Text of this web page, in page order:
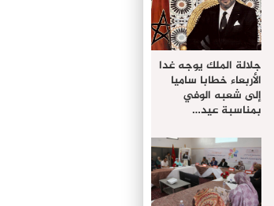
جلالة الملك يوجه غدا
الأربعاء خطابا ساميا
إلى شعبه الوفي
بمناسبة عيد…